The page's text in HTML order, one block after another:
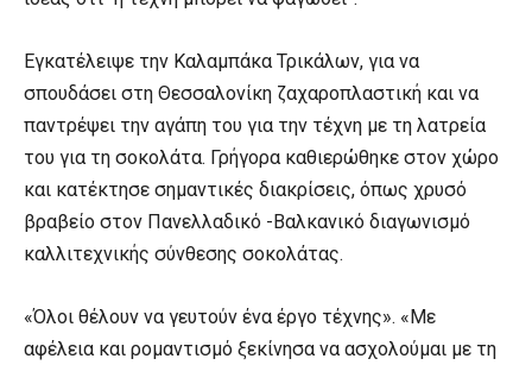
Εγκατέλειψε την Καλαμπάκα Τρικάλων, για να
σπουδάσει στη Θεσσαλονίκη ζαχαροπλαστική και να
παντρέψει την αγάπη του για την τέχνη με τη λατρεία
του για τη σοκολάτα. Γρήγορα καθιερώθηκε στον χώρο
και κατέκτησε σημαντικές διακρίσεις, όπως χρυσό
βραβείο στον Πανελλαδικό -Βαλκανικό διαγωνισμό
καλλιτεχνικής σύνθεσης σοκολάτας.
«Όλοι θέλουν να γευτούν ένα έργο τέχνης». «Με
αφέλεια και ρομαντισμό ξεκίνησα να ασχολούμαι με τη